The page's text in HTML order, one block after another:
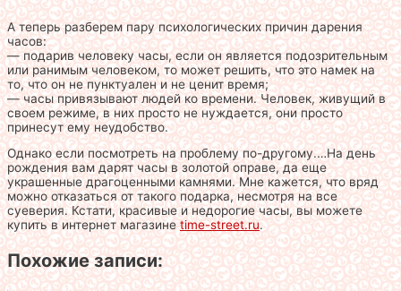
А теперь разберем пару психологических причин дарения
часов:
— подарив человеку часы, если он является подозрительным
или ранимым человеком, то может решить, что это намек на
то, что он не пунктуален и не ценит время;
— часы привязывают людей ко времени. Человек, живущий в
своем режиме, в них просто не нуждается, они просто
принесут ему неудобство.
Однако если посмотреть на проблему по-другому.…На день
рождения вам дарят часы в золотой оправе, да еще
украшенные драгоценными камнями. Мне кажется, что вряд
можно отказаться от такого подарка, несмотря на все
суеверия. Кстати, красивые и недорогие часы, вы можете
купить в интернет магазинеtime-street.ru.
Похожие записи: